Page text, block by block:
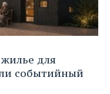
для
событийный